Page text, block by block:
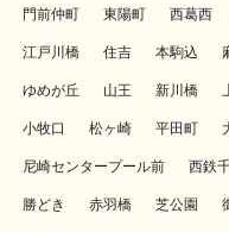
門前仲町 東陽町 西葛西
江戸川橋 住吉 本駒込
ゆめが丘 山王 新川橋
小牧口 松ヶ崎 平田町
尼崎センタープール前 西鉄
勝どき 赤羽橋 芝公園